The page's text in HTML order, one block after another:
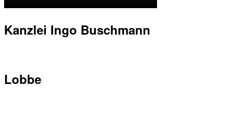
Kanzlei Ingo Buschmann
Lobbe